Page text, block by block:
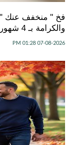
فخ " منخفف عنك
والكرامة بـ 4 شهور ..
07-08-2026 01:28 PM